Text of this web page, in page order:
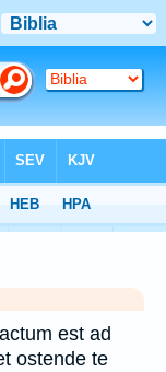
est ad
ostende te